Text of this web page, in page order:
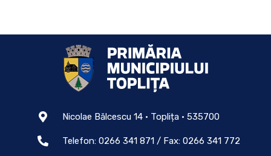
Nicolae Bălcescu 14 • Toplița • 535700
Telefon: 0266 341 871 / Fax: 0266 341 772